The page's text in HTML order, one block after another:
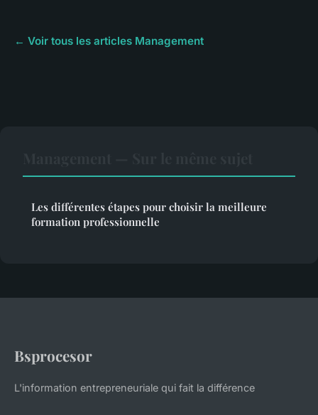
← Voir tous les articles Management
Les différentes étapes pour choisir la meilleure
formation professionnelle
Bsprocesor
L'information entrepreneuriale qui fait la différence